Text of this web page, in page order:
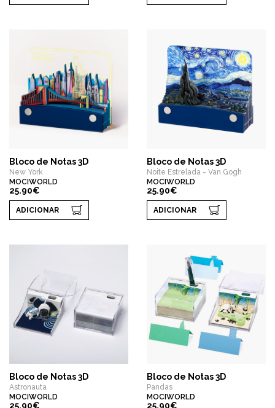
Bloco de Notas 3D
New York
MOCIWORLD
25.90€
ADICIONAR
Bloco de Notas 3D
Noite Estrelada - Van Gogh
MOCIWORLD
25.90€
ADICIONAR
Bloco de Notas 3D
Astronauta
MOCIWORLD
25.90€
Bloco de Notas 3D
Pandas
MOCIWORLD
25.90€